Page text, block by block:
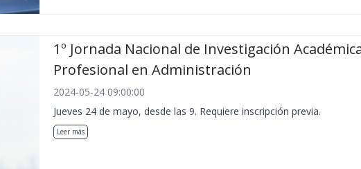
1º Jornada Nacional de Investigación
Profesional en Administración
2024-05-24 09:00:00
Jueves 24 de mayo, desde las 9. Requiere inscripción previa.
Leer más